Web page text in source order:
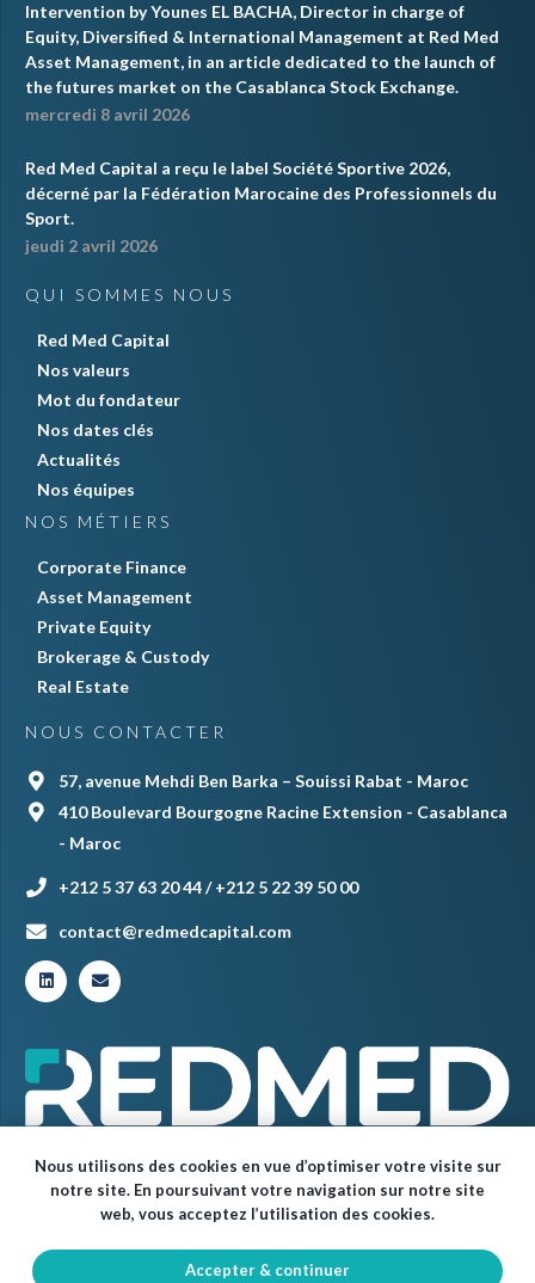
Intervention by Younes EL BACHA, Director in charge of
Equity, Diversified & International Management at Red Med
Asset Management, in an article dedicated to the launch of
the futures market on the Casablanca Stock Exchange.
mercredi 8 avril 2026
Red Med Capital a reçu le label Société Sportive 2026,
décerné par la Fédération Marocaine des Professionnels du
Sport.
jeudi 2 avril 2026
QUI SOMMES NOUS
Red Med Capital
Nos valeurs
Mot du fondateur
Nos dates clés
Actualités
Nos équipes
NOS MÉTIERS
Corporate Finance
Asset Management
Private Equity
Brokerage & Custody
Real Estate
NOUS CONTACTER
57, avenue Mehdi Ben Barka – Souissi Rabat - Maroc
410 Boulevard Bourgogne Racine Extension - Casablanca
- Maroc
+212 5 37 63 20 44 / +212 5 22 39 50 00
contact@redmedcapital.com
© Red Med 2024 – Tous droits réservés.
Nous utilisons des cookies en vue d’optimiser votre visite sur
notre site. En poursuivant votre navigation sur notre site
web, vous acceptez l’utilisation des cookies.
Accepter & continuer